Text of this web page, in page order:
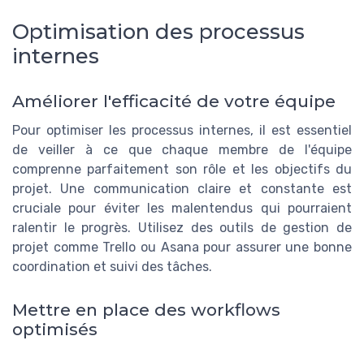
Optimisation des processus
internes
Améliorer l'efficacité de votre équipe
Pour optimiser les processus internes, il est essentiel
de veiller à ce que chaque membre de l'équipe
comprenne parfaitement son rôle et les objectifs du
projet. Une communication claire et constante est
cruciale pour éviter les malentendus qui pourraient
ralentir le progrès. Utilisez des outils de gestion de
projet comme Trello ou Asana pour assurer une bonne
coordination et suivi des tâches.
Mettre en place des workflows
optimisés